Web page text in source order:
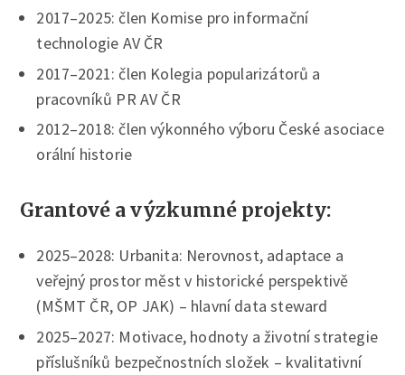
2017–2025: člen Komise pro informační
technologie AV ČR
2017–2021: člen Kolegia popularizátorů a
pracovníků PR AV ČR
2012–2018: člen výkonného výboru České asociace
orální historie
Grantové a výzkumné projekty:
2025–2028: Urbanita: Nerovnost, adaptace a
veřejný prostor měst v historické perspektivě
(MŠMT ČR, OP JAK) – hlavní data steward
2025–2027: Motivace, hodnoty a životní strategie
příslušníků bezpečnostních složek – kvalitativní